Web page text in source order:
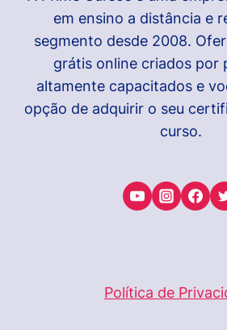
em ensino a distância e
segmento desde 2008.
grátis online criados por
altamente capacitados e
opção de adquirir o seu
curso.
Política de